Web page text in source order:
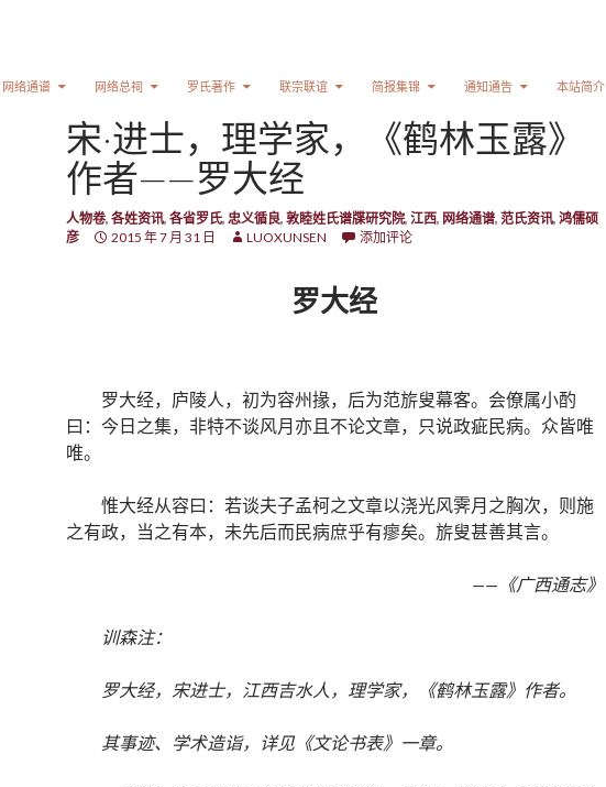
网络通谱 网络总祠 罗氏著作 联宗联谊 简报集锦 通知通告 本站简介
宋·进士，理学家，《鹤林玉露》
作者——罗大经
人物卷, 各姓资讯, 各省罗氏, 忠义循良, 敦睦姓氏谱牒研究院, 江西, 网络通谱, 范氏资讯, 鸿儒硕
彦
2015 年 7 月 31 日 LUOXUNSEN 添加评论
罗大经
罗大经，庐陵人，初为容州掾，后为范旂叟幕客。会僚属小酌
曰：今日之集，非特不谈风月亦且不论文章，只说政疵民病。众皆唯
唯。
惟大经从容曰：若谈夫子孟柯之文章以浇光风霁月之胸次，则施
之有政，当之有本，未先后而民病庶乎有瘳矣。旂叟甚善其言。
——《广西通志》
训森注：
罗大经，宋进士，江西吉水人，理学家，《鹤林玉露》作者。
其事迹、学术造诣，详见《文论书表》一章。